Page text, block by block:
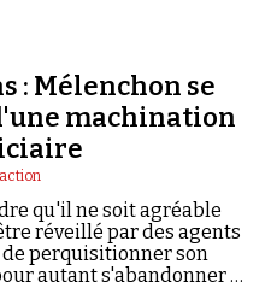
: Mélenchon se
machination
qu'il ne soit agréable
réveillé par des agents
perquisitionner son
autant s'abandonner à